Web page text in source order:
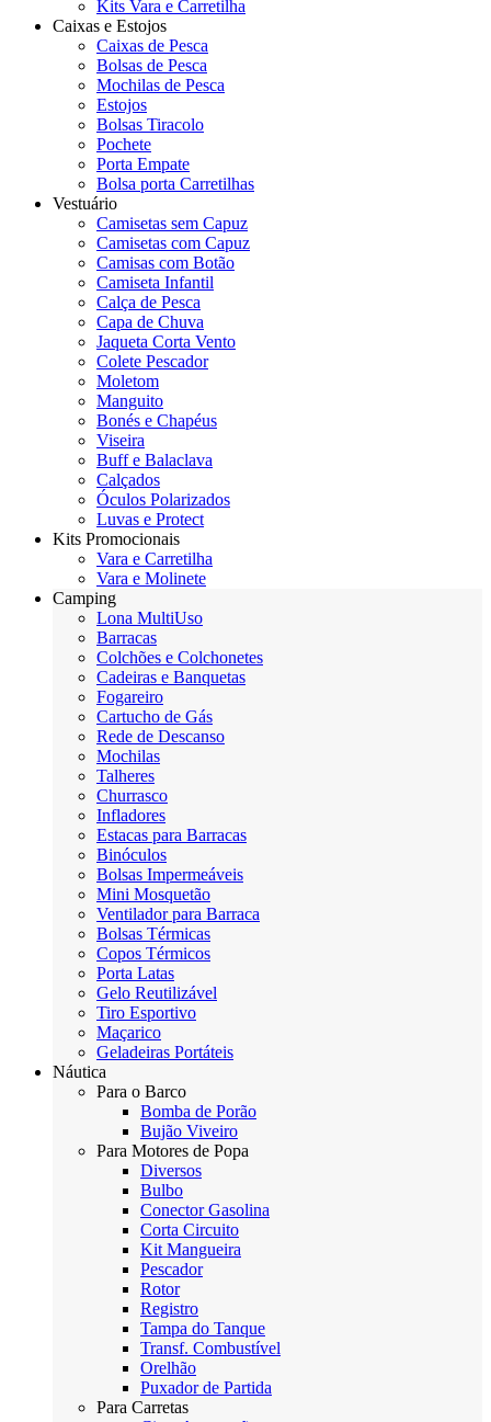
Kits Vara e Carretilha
Caixas e Estojos
Caixas de Pesca
Bolsas de Pesca
Mochilas de Pesca
Estojos
Bolsas Tiracolo
Pochete
Porta Empate
Bolsa porta Carretilhas
Vestuário
Camisetas sem Capuz
Camisetas com Capuz
Camisas com Botão
Camiseta Infantil
Calça de Pesca
Capa de Chuva
Jaqueta Corta Vento
Colete Pescador
Moletom
Manguito
Bonés e Chapéus
Viseira
Buff e Balaclava
Calçados
Óculos Polarizados
Luvas e Protect
Kits Promocionais
Vara e Carretilha
Vara e Molinete
Camping
Lona MultiUso
Barracas
Colchões e Colchonetes
Cadeiras e Banquetas
Fogareiro
Cartucho de Gás
Rede de Descanso
Mochilas
Talheres
Churrasco
Infladores
Estacas para Barracas
Binóculos
Bolsas Impermeáveis
Mini Mosquetão
Ventilador para Barraca
Bolsas Térmicas
Copos Térmicos
Porta Latas
Gelo Reutilizável
Tiro Esportivo
Maçarico
Geladeiras Portáteis
Náutica
Para o Barco
Bomba de Porão
Bujão Viveiro
Para Motores de Popa
Diversos
Bulbo
Conector Gasolina
Corta Circuito
Kit Mangueira
Pescador
Rotor
Registro
Tampa do Tanque
Transf. Combustível
Orelhão
Puxador de Partida
Para Carretas